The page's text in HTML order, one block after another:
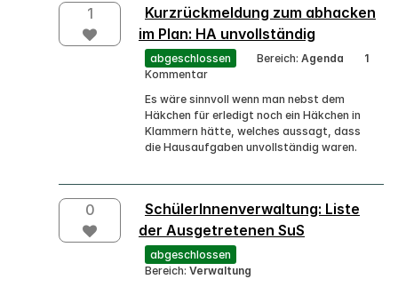
1
Kurzrückmeldung zum abhacken
im Plan: HA unvollständig
abgeschlossen Bereich: Agenda
1
Kommentar
Es wäre sinnvoll wenn man nebst dem
Häkchen für erledigt noch ein Häkchen in
Klammern hätte, welches aussagt, dass
die Hausaufgaben unvollständig waren.
0
SchülerInnenverwaltung: Liste
der Ausgetretenen SuS
abgeschlossen
Bereich: Verwaltung